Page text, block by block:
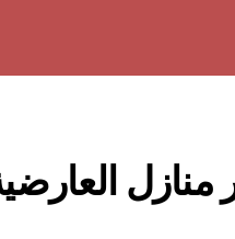
/ تعقيم منازل من فيروس